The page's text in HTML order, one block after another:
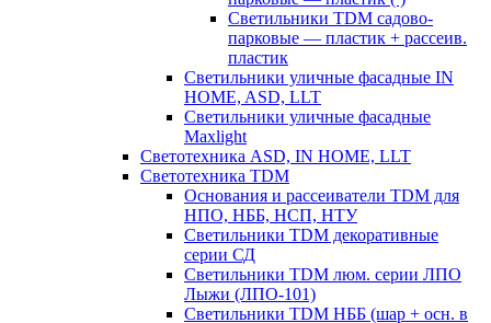
Светильники TDM садово-
парковые — пластик + рассеив.
пластик
Светильники уличные фасадные IN
HOME, ASD, LLT
Светильники уличные фасадные
Maxlight
Светотехника ASD, IN HOME, LLT
Светотехника TDM
Основания и рассеиватели TDM для
НПО, НББ, НСП, НТУ
Светильники TDM декоративные
серии СД
Светильники TDM люм. серии ЛПО
Лыжи (ЛПО-101)
Светильники TDM НББ (шар + осн. в